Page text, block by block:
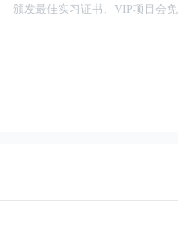
颁发最佳实习证书、VIP项目会